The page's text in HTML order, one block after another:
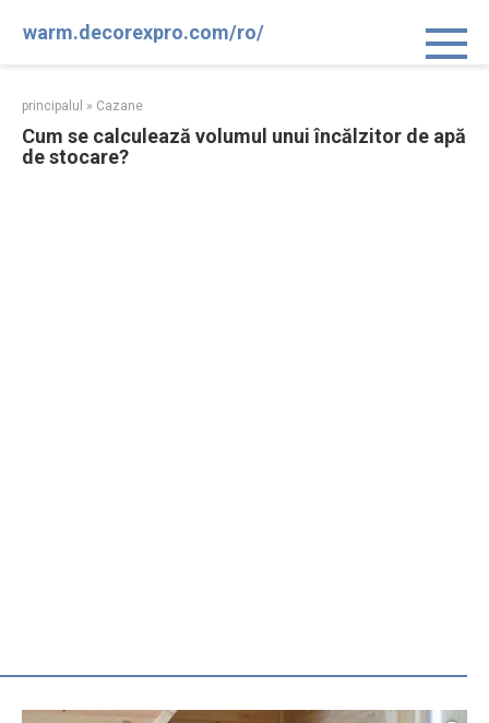
warm.decorexpro.com/ro/
principalul » Cazane
Cum se calculează volumul unui încălzitor de apă
de stocare?